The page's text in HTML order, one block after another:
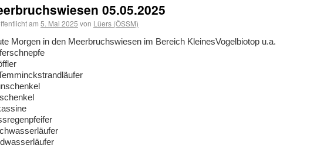
05.05.2025
am 5. Mai 2025 von Lüers (ÖSSM)
Morgen in den Meerbruchswiesen im Bereich KleinesVogelbiotop u.a.